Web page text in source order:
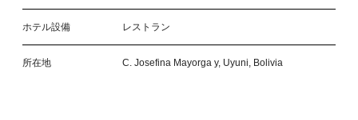
ホテル設備 レストラン
所在地 C. Josefina Mayorga y, Uyuni, Bolivia